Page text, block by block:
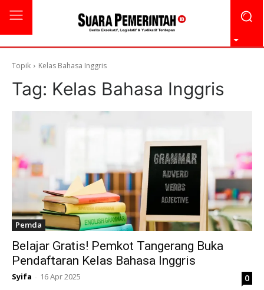
Topik Kelas Bahasa Inggris
Tag: Kelas Bahasa Inggris
Pemda
Belajar Gratis! Pemkot Tangerang Buka
Pendaftaran Kelas Bahasa Inggris
Syifa - 16 Apr 2025 0